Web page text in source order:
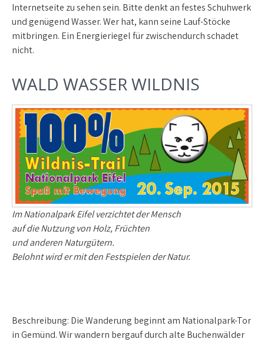
Internetseite zu sehen sein. Bitte denkt an festes Schuhwerk
und genügend Wasser. Wer hat, kann seine Lauf-Stöcke
mitbringen. Ein Energieriegel für zwischendurch schadet
nicht.
WALD WASSER WILDNIS
Im Nationalpark Eifel verzichtet der Mensch
auf die Nutzung von Holz, Früchten
und anderen Naturgütern.
Belohnt wird er mit den Festspielen der Natur.
Beschreibung: Die Wanderung beginnt am Nationalpark-Tor
in Gemünd. Wir wandern bergauf durch alte Buchenwälder